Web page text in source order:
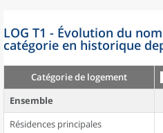
LOG T1 - Évolution du
catégorie en historique
Catégorie de logement
Ensemble
Résidences principales